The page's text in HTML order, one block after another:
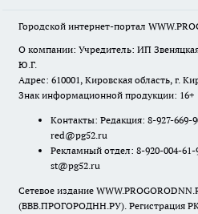
Городской интернет-портал
О компании: Учредитель: ИП
Ю.Г.
Адрес: 610001, Кировская область, г.
Знак информационной продукции: 16+
Контакты: Редакция: 8-927-669-
red@pg52.ru
Рекламный отдел: 8-920-004-
st@pg52.ru
Сетевое издание
(ВВВ.ПРОГОРОДНН.РУ). Регистрация